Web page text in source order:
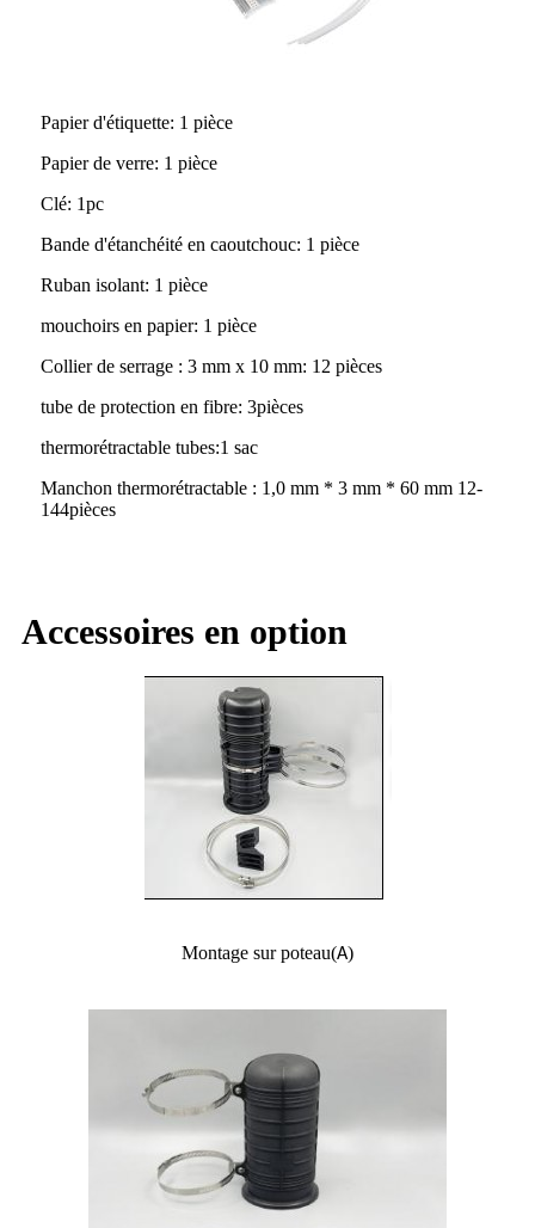
Papier d'étiquette: 1 pièce
Papier de verre: 1 pièce
Clé: 1pc
Bande d'étanchéité en caoutchouc: 1 pièce
Ruban isolant: 1 pièce
mouchoirs en papier: 1 pièce
Collier de serrage : 3 mm x 10 mm: 12 pièces
tube de protection en fibre: 3pièces
thermorétractable tubes:1 sac
Manchon thermorétractable : 1,0 mm * 3 mm * 60 mm 12-
144pièces
Accessoires en option
Montage sur poteau(A)